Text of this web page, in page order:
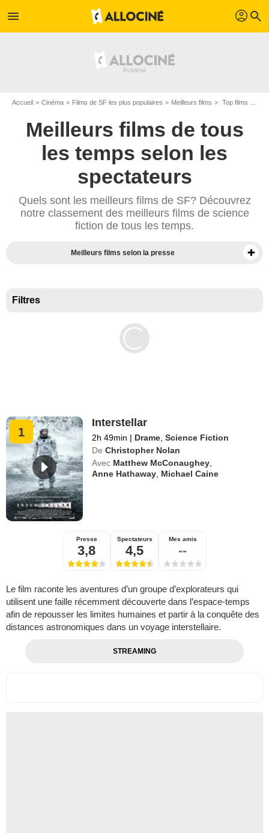
menu profil search
Accueil Cinéma Films de SF les plus populaires Meilleurs films Top films de SF
Meilleurs films de tous
les temps selon les
spectateurs
Quels sont les meilleurs films de SF? Découvrez
notre classement des meilleurs films de science
fiction de tous les temps.
Meilleurs films selon la presse
Filtres
1
Interstellar
2h 49min | Drame ,Science Fiction
De Christopher Nolan
Avec Matthew McConaughey
Anne Hathaway Michael Caine
Presse
3,8
Spectateurs
4,5
Mes amis
--
Le film raconte les aventures d’un groupe d’explorateurs qui
utilisent une faille récemment découverte dans l’espace-temps
afin de repousser les limites humaines et partir à la conquête des
distances astronomiques dans un voyage interstellaire.
STREAMING